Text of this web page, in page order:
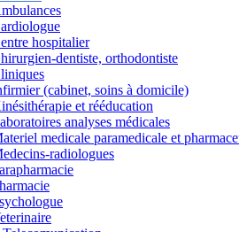
hospitalier
dentiste, orthodontiste
(cabinet, soins à domicile)
et rééducation
analyses médicales
medicale paramedicale et
radiologues